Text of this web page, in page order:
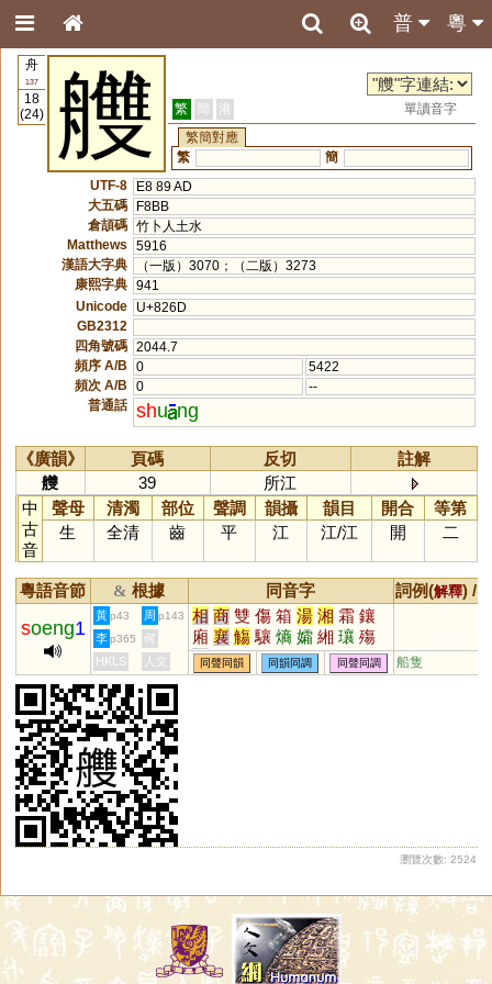
粵
普
舟
137
18
(24)
艭 繁 簡 港
單讀音字
繁簡對應
繁
簡
UTF-8
E8 89 AD
大五碼
F8BB
倉頡碼 竹卜人土水
Matthews
5916
漢語大字典
（一版）3070；（二版）3273
康熙字典 941
Unicode
U+826D
GB2312
四角號碼 2044.7
頻序 A/B
0
5422
頻次 A/B
0
--
普通話 shu ng
《廣韻》 頁碼 反切
註解
艭
39
所江
中
古
音
聲母 清濁 部位 聲調 韻攝 韻目 開合
等第
生
全清 齒 平 江 江/江 開 二
粵語音節 & 根據 同音字 詞例(解釋) /
soeng1
黃 p43 周 p143 相 商 雙 傷 箱 湯 湘 霜 鑲
廂 襄 觴 驤 熵 孀 緗 瓖 殤
瀧 礵 葙 欀 孇 漡 灀 謪 驦
纕 鷞 鬺 忀 勷 蔏 愓
李 p365
何
HKLS
人文 同聲同韻 同韻同調 同聲同調 船隻
瀏覽次數: 2524